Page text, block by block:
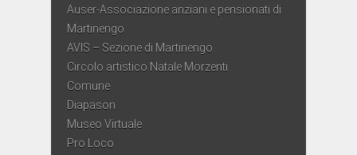
Auser-Associazione anziani e pensionati di
Martinengo
AVIS – Sezione di Martinengo
Circolo artistico Natale Morzenti
Comune
Diapason
Museo Virtuale
Pro Loco